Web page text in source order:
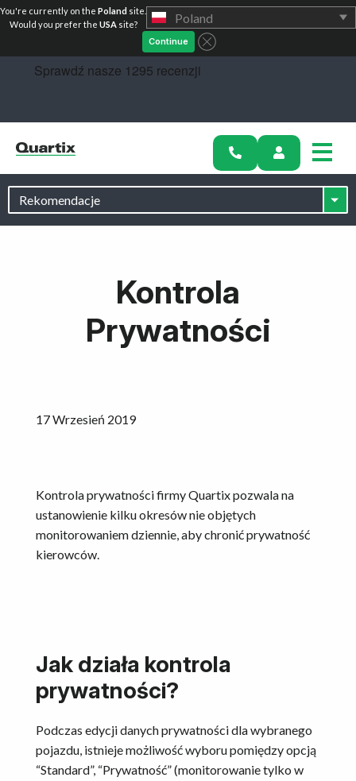
You're currently on the Poland site.
Would you prefer the USAsite? Poland
Continue
Kontrola
Prywatności
17 Wrzesień 2019
Kontrola prywatności firmy Quartix pozwala na
ustanowienie kilku okresów nie objętych
monitorowaniem dziennie, aby chronić prywatność
kierowców.
Jak działa kontrola
prywatności?
Podczas edycji danych prywatności dla wybranego
pojazdu, istnieje możliwość wyboru pomiędzy opcją
“Standard”, “Prywatność” (monitorowanie tylko w
Zacznij